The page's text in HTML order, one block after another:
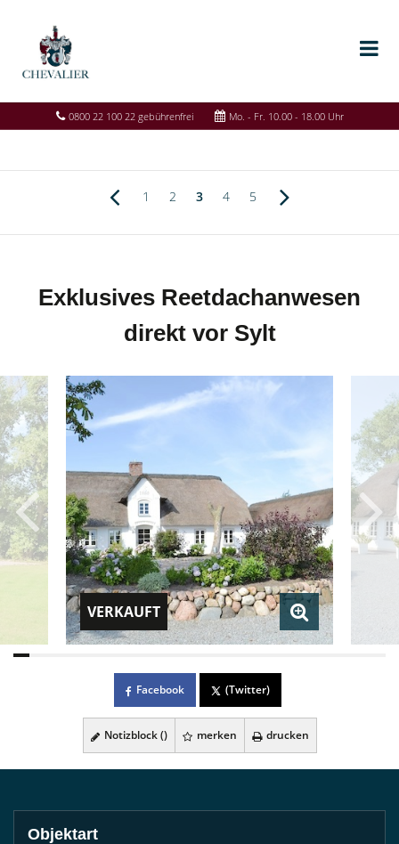
0800 22 100 22 gebührenfrei Mo. - Fr. 10.00 - 18.00 Uhr
1 2 3 4 5
Exklusives Reetdachanwesen
direkt vor Sylt
VERKAUFT
Facebook (Twitter)
Notizblock () merken drucken
Objektart